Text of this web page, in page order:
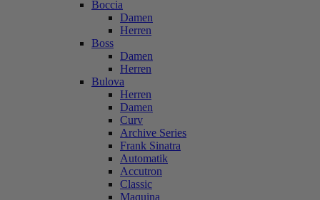
Boccia
Damen
Herren
Boss
Damen
Herren
Bulova
Herren
Damen
Curv
Archive Series
Frank Sinatra
Automatik
Accutron
Classic
Maquina